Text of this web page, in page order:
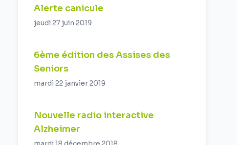
Alerte canicule
jeudi 27 juin 2019
6ème édition des Assises des
Seniors
mardi 22 janvier 2019
Nouvelle radio interactive
Alzheimer